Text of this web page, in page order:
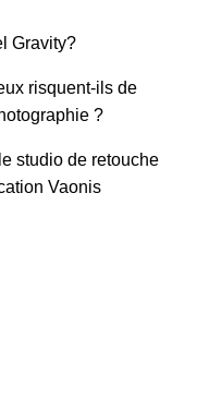
Gravity?
risquent-ils de
?
studio de retouche
Vaonis